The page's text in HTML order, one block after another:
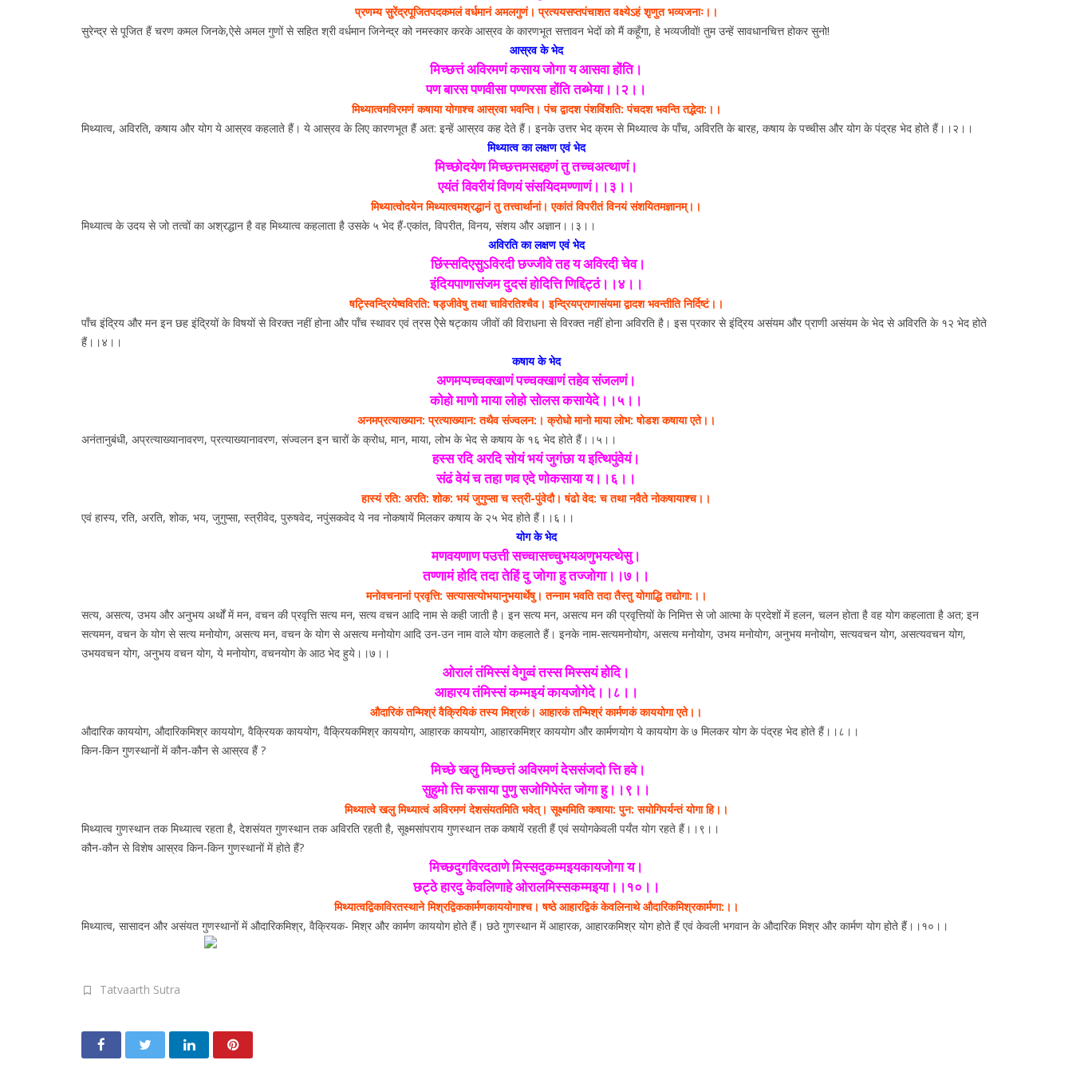
प्रणम्य सुरेंद्रपूजितपदकमलं वर्धमानं अमलगुणं। प्रत्ययसप्तपंचाशत वक्ष्येऽहं शृणुत भव्यजनाः।।
सुरेन्द्र से पूजित हैं चरण कमल जिनके,ऐसे अमल गुणों से सहित श्री वर्धमान जिनेन्द्र को नमस्कार करके आस्रव के कारणभूत सत्तावन भेदों को मैं कहूँगा, हे भव्यजीवों! तुम उन्हें सावधानचित्त होकर सुनो!
आस्रव के भेद
मिच्छत्तं अविरमणं कसाय जोगा य आसवा होंति।
पण बारस पणवीसा पण्णरसा होंति तब्भेया।।२।।
मिथ्यात्वमविरमणं कषाया योगाश्च आस्रवा भवन्ति। पंच द्वादश पंशविंशति: पंचदश भवन्ति तद्भेदा:।।
मिथ्यात्व, अविरति, कषाय और योग ये आस्रव कहलाते हैं। ये आस्रव के लिए कारणभूत हैं अत: इन्हें आस्रव कह देते हैं। इनके उत्तर भेद क्रम से मिथ्यात्व के पाँच, अविरति के बारह, कषाय के पच्चीस और योग के पंद्रह भेद होते हैं।।२।।
मिथ्यात्व का लक्षण एवं भेद
मिच्छोदयेण मिच्छत्तमसद्दहणं तु तच्चअत्थाणं।
एयंतं विवरीयं विणयं संसयिदमण्णाणं।।३।।
मिथ्यात्वोदयेन मिथ्यात्वमश्रद्धानं तु तत्त्वार्थानां। एकांतं विपरीतं विनयं संशयितमज्ञानम्।।
मिथ्यात्व के उदय से जो तत्वों का अश्रद्धान है वह मिथ्यात्व कहलाता है उसके ५ भेद हैं-एकांत, विपरीत, विनय, संशय और अज्ञान।।३।।
अविरति का लक्षण एवं भेद
छिंस्सदिएसुऽविरदी छज्जीवे तह य अविरदी चेव।
इंदियपाणासंजम दुदसं होदित्ति णिद्दिट्ठं।।४।।
षट्स्विन्द्रियेष्वविरति: षड्जीवेषु तथा चाविरतिश्चैव। इन्द्रियप्राणासंयमा द्वादश भवन्तीति निर्दिष्टं।।
पाँच इंद्रिय और मन इन छह इंद्रियों के विषयों से विरक्त नहीं होना और पाँच स्थावर एवं त्रस ऐेसे षट्काय जीवों की विराधना से विरक्त नहीं होना अविरति है। इस प्रकार से इंद्रिय असंयम और प्राणी असंयम के भेद से अविरति के १२ भेद होते
हैं।।४।।
कषाय के भेद
अणमप्पच्चक्खाणं पच्चक्खाणं तहेव संजलणं।
कोहो माणो माया लोहो सोलस कसायेदे।।५।।
अनमप्रत्याख्यान: प्रत्याख्यान: तथैव संज्वलन:। क्रोधो मानो माया लोभ: षोडश कषाया एते।।
अनंतानुबंधी, अप्रत्याख्यानावरण, प्रत्याख्यानावरण, संज्वलन इन चारों के क्रोध, मान, माया, लोभ के भेद से कषाय के १६ भेद होते हैं।।५।।
हस्स रदि अरदि सोयं भयं जुगंछा य इत्थिपुंवेयं।
संढं वेयं च तहा णव एदे णोकसाया य।।६।।
हास्यं रति: अरति: शोक: भयं जुगुप्सा च स्त्री-पुंवेदौ। षंढो वेद: च तथा नवैते नोकषायाश्च।।
एवं हास्य, रति, अरति, शोक, भय, जुगुप्सा, स्त्रीवेद, पुरुषवेद, नपुंसकवेद ये नव नोकषायें मिलकर कषाय के २५ भेद होते हैं।।६।।
योग के भेद
मणवयणाण पउत्ती सच्चासच्चुभयअणुभयत्थेसु।
तण्णामं होदि तदा तेहिं दु जोगा हु तज्जोगा।।७।।
मनोवचनानां प्रवृत्ति: सत्यासत्योभयानुभयार्थेषु। तन्नाम भवति तदा तैस्तु योगाद्धि तद्योगा:।।
सत्य, असत्य, उभय और अनुभय अर्थों में मन, वचन की प्रवृत्ति सत्य मन, सत्य वचन आदि नाम से कही जाती है। इन सत्य मन, असत्य मन की प्रवृत्तियों के निमित्त से जो आत्मा के प्रदेशों में हलन, चलन होता है वह योग कहलाता है अत; इन
सत्यमन, वचन के योग से सत्य मनोयोग, असत्य मन, वचन के योग से असत्य मनोयोग आदि उन-उन नाम वाले योग कहलाते हैं। इनके नाम-सत्यमनोयोग, असत्य मनोयोग, उभय मनोयोग, अनुभय मनोयोग, सत्यवचन योग, असत्यवचन योग,
उभयवचन योग, अनुभय वचन योग, ये मनोयोग, वचनयोग के आठ भेद हुये।।७।।
ओरालं तंमिस्सं वेगुव्वं तस्स मिस्सयं होदि।
आहारय तंमिस्सं कम्मइयं कायजोगेदे।।८।।
औदारिकं तन्मिश्रं वैक्रियिकं तस्य मिश्रकं। आहारकं तन्मिश्रं कार्मणकं काययोगा एते।।
औदारिक काययोग, औदारिकमिश्र काययोग, वैक्रियक काययोग, वैक्रियकमिश्र काययोग, आहारक काययोग, आहारकमिश्र काययोग और कार्मणयोग ये काययोग के ७ मिलकर योग के पंद्रह भेद होते हैं।।८।।
किन-किन गुणस्थानों में कौन-कौन से आस्रव हैं ?
मिच्छे खलु मिच्छत्तं अविरमणं देससंजदो त्ति हवे।
सुहुमो त्ति कसाया पुणु सजोगिपेरंत जोगा हु।।९।।
मिथ्यात्वे खलु मिथ्यात्वं अविरमणं देशसंयतमिति भवेत्। सूक्ष्ममिति कषाया: पुन: सयोगिपर्यन्तं योगा हि।।
मिथ्यात्व गुणस्थान तक मिथ्यात्व रहता है, देशसंयत गुणस्थान तक अविरति रहती है, सूक्ष्मसांपराय गुणस्थान तक कषायें रहती हैं एवं सयोगकेवली पर्यंत योग रहते हैं।।९।।
कौन-कौन से विशेष आस्रव किन-किन गुणस्थानों में होते हैं?
मिच्छदुगविरदठाणे मिस्सदुकम्मइयकायजोगा य।
छट्ठे हारदु केवलिणाहे ओरालमिस्सकम्मइया।।१०।।
मिथ्यात्वद्विकाविरतस्थाने मिश्रद्विककार्मणकाययोगाश्च। षष्ठे आहारद्विकं केवलिनाथे औदारिकमिश्रकार्मणा:।।
मिथ्यात्व, सासादन और असंयत गुणस्थानों में औदारिकमिश्र, वैक्रियक- मिश्र और कार्मण काययोग होते हैं। छठे गुणस्थान में आहारक, आहारकमिश्र योग होते हैं एवं केवली भगवान के औदारिक मिश्र और कार्मण योग होते हैं।।१०।।
Tatvaarth Sutra